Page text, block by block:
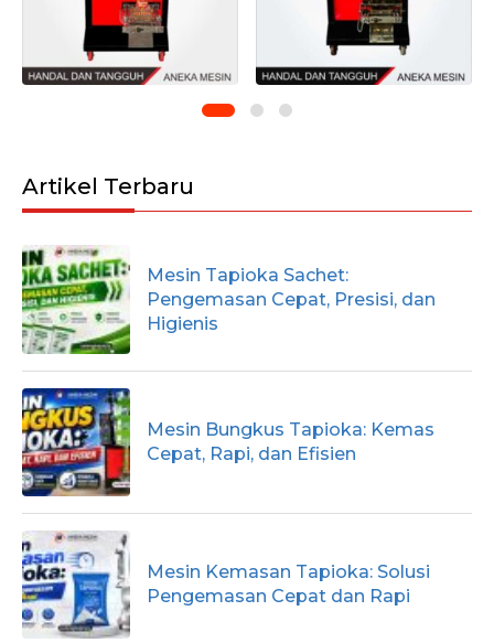
Artikel Terbaru
Mesin Tapioka Sachet:
Pengemasan Cepat, Presisi, dan
Higienis
Mesin Bungkus Tapioka: Kemas
Cepat, Rapi, dan Efisien
Mesin Kemasan Tapioka: Solusi
Pengemasan Cepat dan Rapi